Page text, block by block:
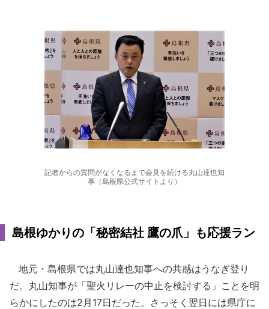
記者からの質問がなくなるまで会見を続ける丸山達也知
事（島根県公式サイトより）
島根ゆかりの「秘密結社 鷹の爪」も応援ラン
地元・島根県では丸山達也知事への共感はうなぎ登り
だ。丸山知事が「聖火リレーの中止を検討する」ことを明
らかにしたのは2月17日だった。さっそく翌日には県庁に